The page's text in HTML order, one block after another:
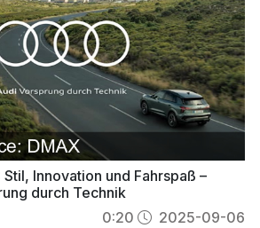
Innovation und Fahrspaß –
durch Technik
0:20 2025-09-06